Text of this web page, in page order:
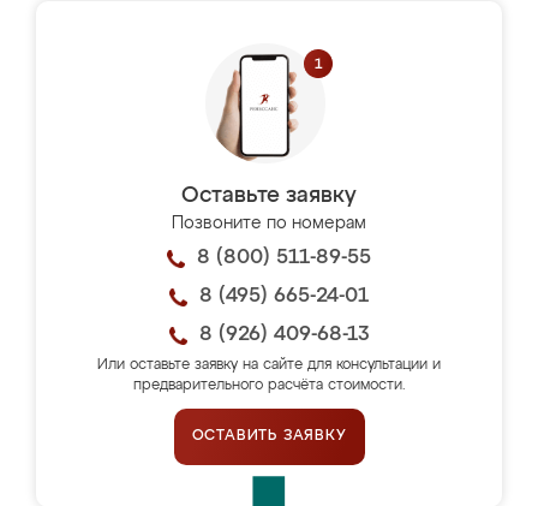
Оставьте заявку
Позвоните по номерам
8 (800) 511-89-55
8 (495) 665-24-01
8 (926) 409-68-13
Или оставьте заявку на сайте для консультации и
предварительного расчёта стоимости.
ОСТАВИТЬ ЗАЯВКУ